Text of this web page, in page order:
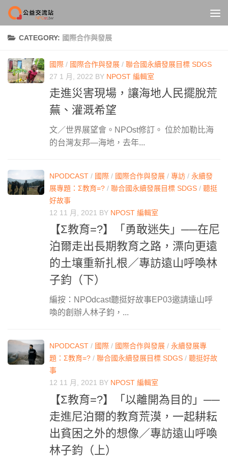
Skip to content
CATEGORY: 國際合作與發展
國際 / 國際合作與發展 / 聯合國永續發展目標 SDGS
27 1 月, 2022 BY NPOST 編輯室
走進災害現場，讓海地人民擺脫荒
蕪、灌溉希望
文／世界展望會。NPOst修訂。 位於加勒比海
的台灣友邦—海地，去年...
NPODCAST / 國際 / 國際合作與發展 / 專訪 / 永續發
展專題：Σ教育=? / 聯合國永續發展目標 SDGS / 聽挺
好故事
12 11 月, 2021 BY NPOST 編輯室
【Σ教育=?】「勇敢迷失」──在尼
泊爾走出長期教育之路，漂向更遠
的土壤重新扎根／專訪遠山呼喚林
子鈞（下）
編按：NPOdcast聽挺好故事EP03邀請遠山呼
喚的創辦人林子鈞，...
NPODCAST / 國際 / 國際合作與發展 / 永續發展專
題：Σ教育=? / 聯合國永續發展目標 SDGS / 聽挺好故
事
12 11 月, 2021 BY NPOST 編輯室
【Σ教育=?】「以離開為目的」──
走進尼泊爾的教育荒漠，一起耕耘
出貧困之外的想像／專訪遠山呼喚
林子鈞（上）